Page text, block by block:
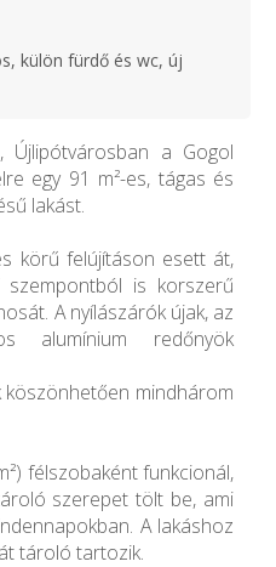
külön fürdő és wc, új
Újlipótvárosban a Gogol
egy 91 m²-es, tágas és
lakást.
körű felújításon esett át,
szempontból is korszerű
A nyílászárók újak, az
alumínium redőnyök
mindhárom
félszobaként funkcionál,
szerepet tölt be, ami
A lakáshoz
tároló tartozik.